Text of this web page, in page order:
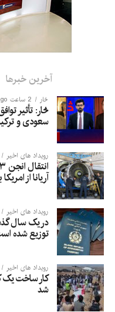
آخرین خبرها
څار 2 ساعت ago
څار: تأثیر
سعودی و
رویداد های اخیر
آریانا از
رویداد های اخیر
توزیع شده
رویداد های اخیر
کار ساخت یک
شد